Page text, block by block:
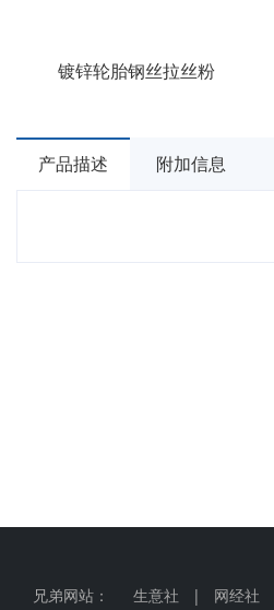
镀锌轮胎钢丝拉丝粉
产品描述 附加信息
兄弟网站： 生意社 | 网经社